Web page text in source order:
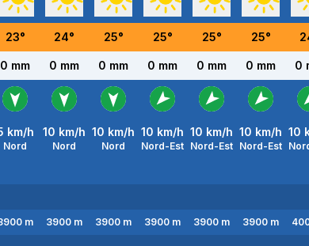
23° 24° 25° 25° 25° 25°
0 mm 0 mm 0 mm 0 mm 0 mm 0 mm 0
km/h
Nord
10 km/h
Nord
10 km/h
Nord
10 km/h
Nord-Est
10 km/h
Nord-Est
10 km/h
Nord-Est
10
m 3900 m 3900 m 3900 m 3900 m 3900 m